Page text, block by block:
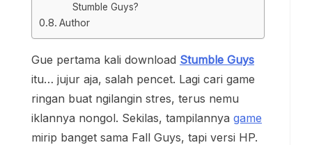
Stumble Guys?
Author
Gue pertama kali download Stumble Guys
itu… jujur aja, salah pencet. Lagi cari game
ringan buat ngilangin stres, terus nemu
iklannya nongol. Sekilas, tampilannya game
mirip banget sama Fall Guys, tapi versi HP.